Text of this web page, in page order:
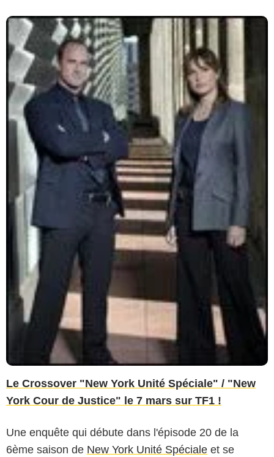
Le Crossover "New York Unité Spéciale" / "New
York Cour de Justice" le 7 mars sur TF1 !
Une enquête qui débute dans l'épisode 20 de la
6ème saison de New York Unité Spéciale et se